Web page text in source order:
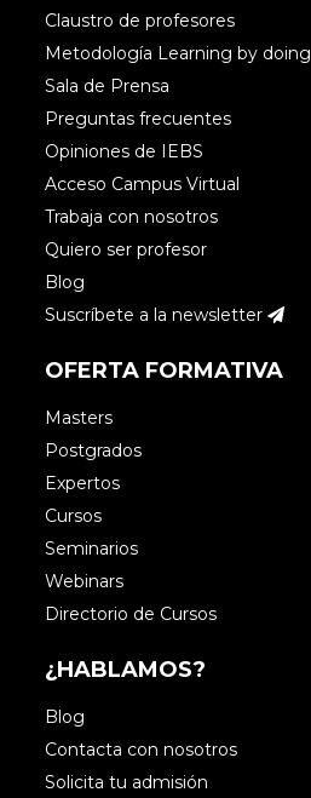
Claustro de profesores
Metodología Learning by doing
Sala de Prensa
Preguntas frecuentes
Opiniones de IEBS
Acceso Campus Virtual
Trabaja con nosotros
Quiero ser profesor
Blog
Suscríbete a la newsletter
OFERTA FORMATIVA
Masters
Postgrados
Expertos
Cursos
Seminarios
Webinars
Directorio de Cursos
¿HABLAMOS?
Blog
Contacta con nosotros
Solicita tu admisión